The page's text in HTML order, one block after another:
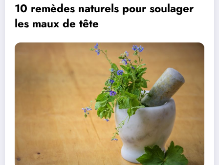
10 remèdes naturels pour soulager
les maux de tête